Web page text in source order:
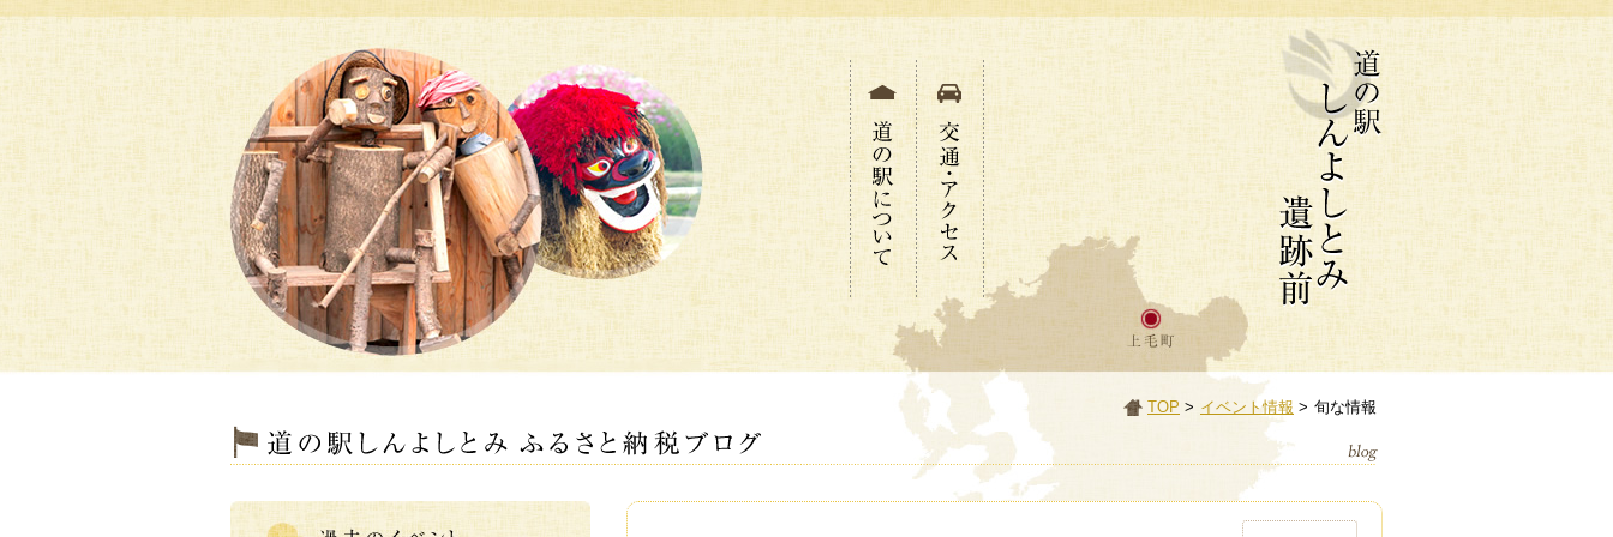
TOP > イベント情報 > 旬な情報